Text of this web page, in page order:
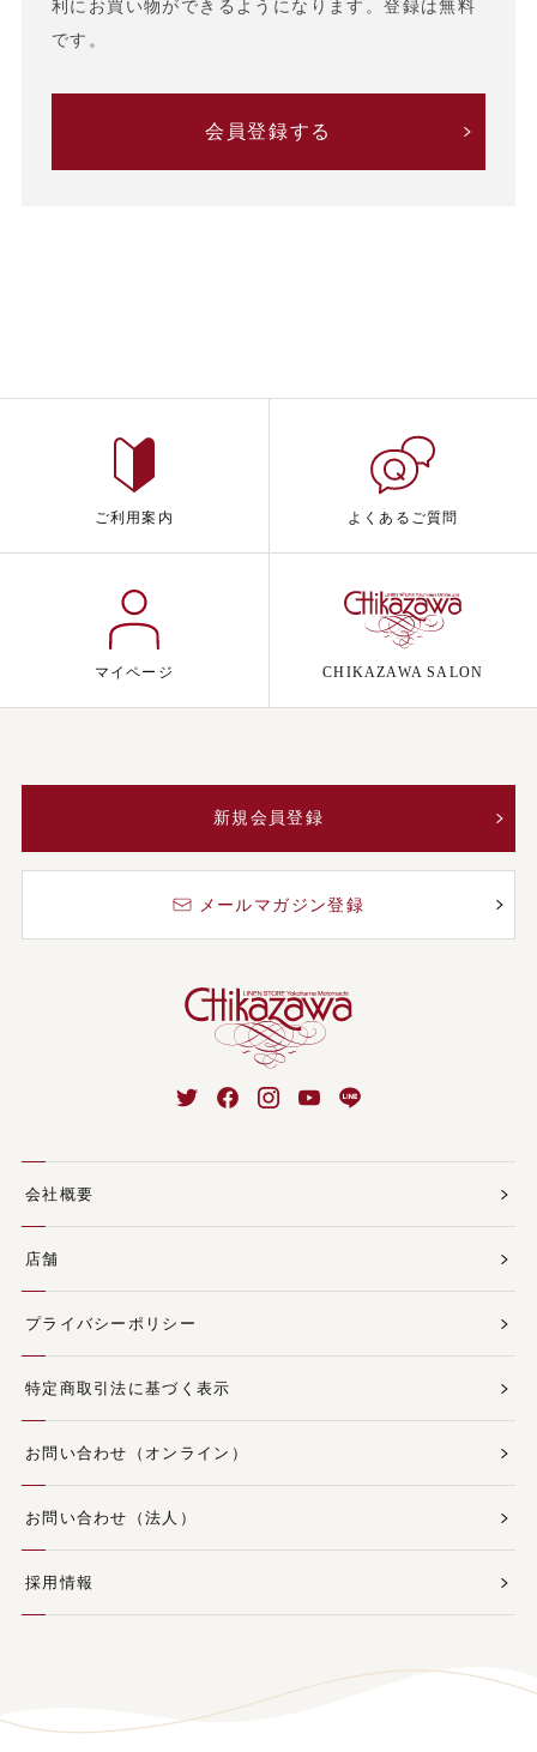
利にお買い物ができるようになります。登録は無料
です。
会員登録する
ご利用案内 よくあるご質問
マイページ CHIKAZAWA SALON
新規会員登録
メールマガジン登録
会社概要
店舗
プライバシーポリシー
特定商取引法に基づく表示
お問い合わせ（オンライン）
お問い合わせ（法人）
採用情報